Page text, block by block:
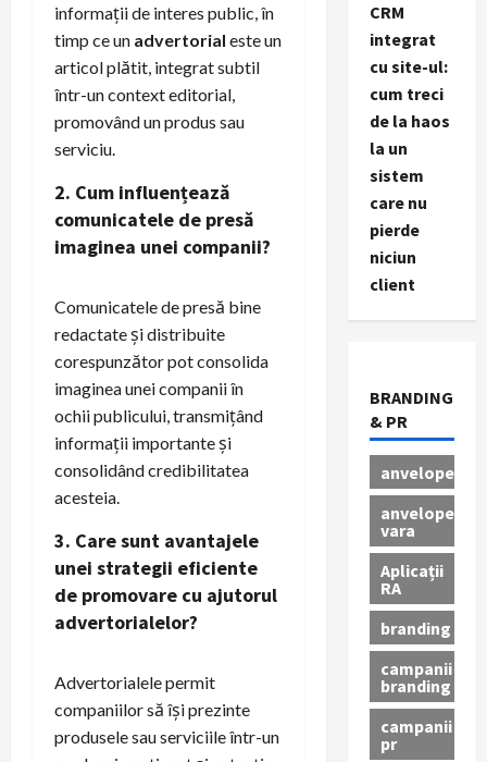
informații de interes public, în
timp ce un advertorial este un
articol plătit, integrat subtil
într-un context editorial,
promovând un produs sau
serviciu.
2. Cum influențează
comunicatele de presă
imaginea unei companii?
Comunicatele de presă bine
redactate și distribuite
corespunzător pot consolida
imaginea unei companii în
ochii publicului, transmițând
informații importante și
consolidând credibilitatea
acesteia.
3. Care sunt avantajele
unei strategii eficiente
de promovare cu ajutorul
advertorialelor?
Advertorialele permit
companiilor să își prezinte
produsele sau serviciile într-un
CRM
integrat
cu site-ul:
cum treci
de la haos
la un
sistem
care nu
pierde
niciun
client
BRANDING
& PR
anvelope
anvelope
vara
Aplicații
RA
branding
campanii
branding
campanii
pr